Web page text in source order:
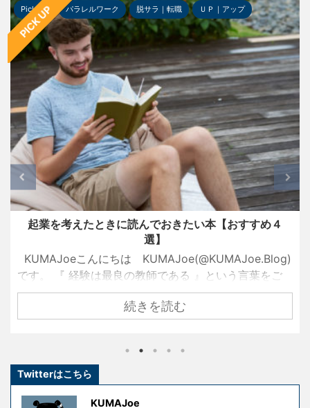
PICK UP
Pick-up パラレルワーク 脱サラ｜転職 ＵＰ｜アップ
起業を考えたときに読んでおきたい本【おすすめ４
選】
KUMAJoeこんにちは KUMAJoe(@KUMAJoe.Blog)
です。 『 経験は最良の教師である 』という言葉をご
存知でしょうか？ 名経営者として大きな成功を手にし
ている創業者たちも、ずっと順風満帆な人生を送って
ただし授業料が高すぎる 』というものです。 失敗はコ
続きを読む
Twitterはこちら
KUMAJoe